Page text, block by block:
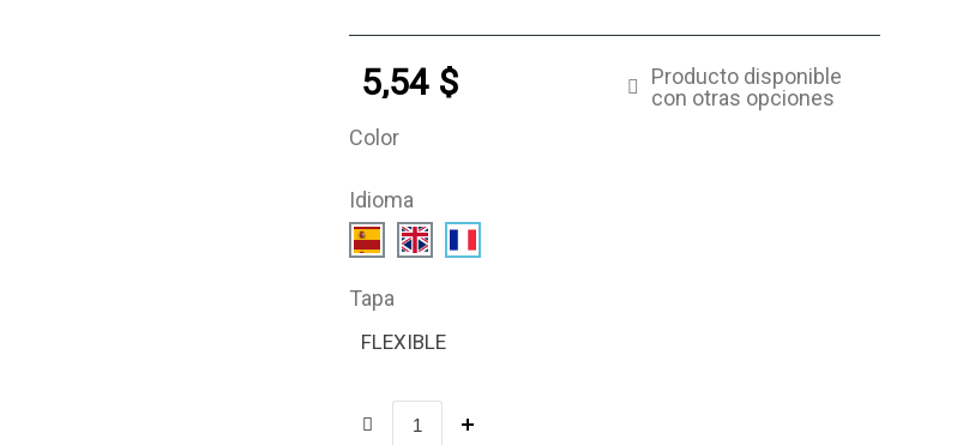
5,54 $
Producto disponible
con otras opciones
Color
Idioma
Tapa
FLEXIBLE